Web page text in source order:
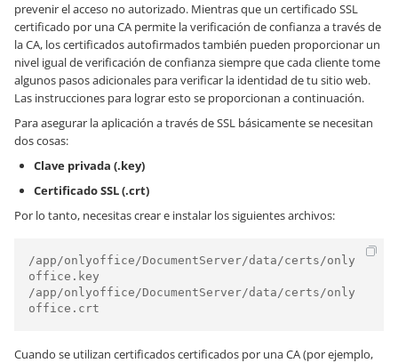
prevenir el acceso no autorizado. Mientras que un certificado SSL
certificado por una CA permite la verificación de confianza a través de
la CA, los certificados autofirmados también pueden proporcionar un
nivel igual de verificación de confianza siempre que cada cliente tome
algunos pasos adicionales para verificar la identidad de tu sitio web.
Las instrucciones para lograr esto se proporcionan a continuación.
Para asegurar la aplicación a través de SSL básicamente se necesitan
dos cosas:
Clave privada (.key)
Certificado SSL (.crt)
Por lo tanto, necesitas crear e instalar los siguientes archivos:
/app/onlyoffice/DocumentServer/data/certs/only
office.key
/app/onlyoffice/DocumentServer/data/certs/only
Cuando se utilizan certificados certificados por una CA (por ejemplo,